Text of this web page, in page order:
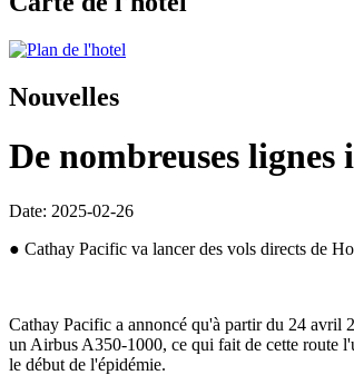
Nouvelles
De nombreuses
Date: 2025-02-26
● Cathay Pacific va lancer des vols directs de
Cathay Pacific a annoncé qu'à partir du 24 avril
un Airbus A350-1000, ce qui fait de cette route
le début de l'épidémie.